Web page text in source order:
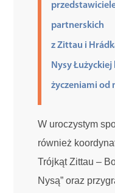
partnerskich
z Zittau i
Nysy
życzeniami od
W uroczystym
również
Trójkąt Zittau –
Nysą” oraz